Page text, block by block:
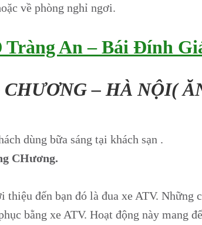
về phòng nghỉ ngơi.
An – Bái Đính
– HÀ NỘI(
dùng bữa sáng tại khách sạn .
CHương.
đến bạn đó là đua xe ATV. Những
bằng xe ATV. Hoạt động này mang